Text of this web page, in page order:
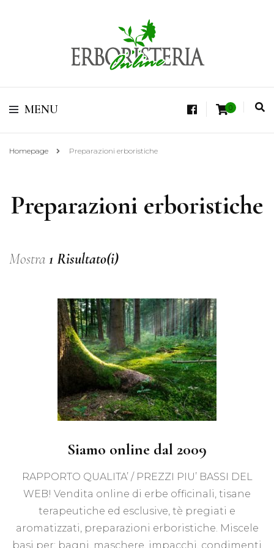
Erboristeria Shop
Online Tisane
Vendita di Botaniche, Erbe e Spezie Officinali, Tisane Terapeutiche Esclusive,
MENU 0
Homepage Preparazioni erboristiche
Preparazioni erboristiche
Mostra 1 Risultato(i)
Siamo online dal 2009
RAPPORTO QUALITA’ / PREZZI PIU’ BASSI DEL
WEB! Vendita online di erbe officinali, tisane
terapeutiche ed esclusive, tè pregiati e
aromatizzati, preparazioni erboristiche. Miscele
basi per: bagni, maschere, impacchi, condimenti